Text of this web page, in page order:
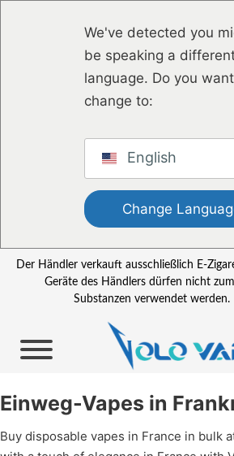
We've detected you
be speaking a
language. Do you
change to:
English
Change
Der Händler verkauft ausschließlich E-
Geräte des Händlers dürfen nicht
Substanzen verwendet werden.
Einweg-Vapes in
Buy disposable vapes in France in bulk